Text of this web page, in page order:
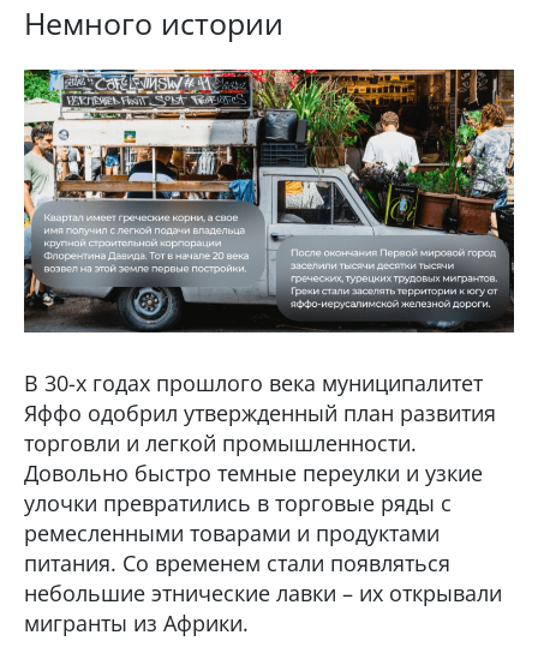
Немного истории
В 30-х годах прошлого века муниципалитет
Яффо одобрил утвержденный план развития
торговли и легкой промышленности.
Довольно быстро темные переулки и узкие
улочки превратились в торговые ряды с
ремесленными товарами и продуктами
питания. Со временем стали появляться
небольшие этнические лавки – их открывали
мигранты из Африки.